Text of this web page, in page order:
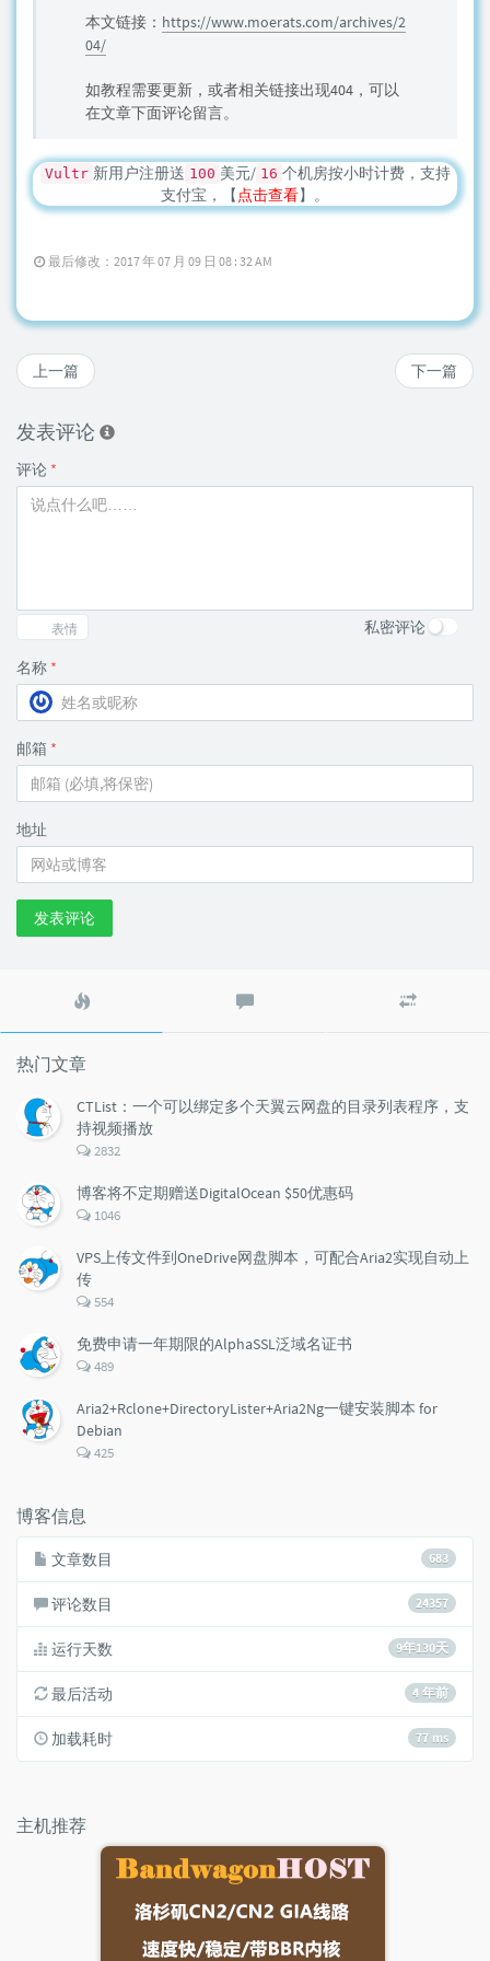
本文链接： https://www.moerats.com/archives/2
04/
如教程需要更新，或者相关链接出现404，可以
在文章下面评论留言。
Vultr 新用户注册送 100 美元/ 16 个机房按小时计费，支持
支付宝，【点击查看】。
最后修改：2017 年 07 月 09 日 08 : 32 AM
下一篇
上一篇
发表评论
评论 *
表情 私密评论
名称 *
邮箱 *
地址
发表评论
文
评
文
热门文章
CTList：一个可以绑定多个天翼云网盘的目录列表程序，支
持视频播放
评
数：
2832
博客将不定期赠送DigitalOcean $50优惠码
评
数：
1046
VPS上传文件到OneDrive网盘脚本，可配合Aria2实现自动上
传
评
数：
554
免费申请一年期限的AlphaSSL泛域名证书
评
数：
489
Aria2+Rclone+DirectoryLister+Aria2Ng一键安装脚本 for
Debian
评
425
博客信息
683
文章数目
24357
评论数目
9年130天
运行天数
4 年前
最后活动
77 ms
加载耗时
主机推荐